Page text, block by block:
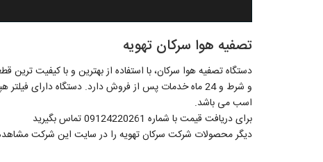
تصفیه هوا سرکان تهویه
اسب می باشد.
برای دریافت قیمت با شماره 09124220261 تماس بگیرید
دیگر محصولات شرکت سرکان تهویه را در سایت این شرکت